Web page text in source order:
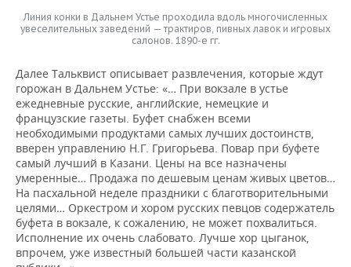
Линия конки в Дальнем Устье проходила вдоль многочисленных
увеселительных заведений — трактиров, пивных лавок и игровых
салонов. 1890-е гг.
Далее Тальквист описывает развлечения, которые ждут
горожан в Дальнем Устье: «… При вокзале в устье
ежедневные русские, английские, немецкие и
французские газеты. Буфет снабжен всеми
необходимыми продуктами самых лучших достоинств,
вверен управлению Н.Г. Григорьева. Повар при буфете
самый лучший в Казани. Цены на все назначены
умеренные… Продажа по дешевым ценам живых цветов…
На пасхальной неделе праздники с благотворительными
целями… Оркестром и хором русских певцов содержатель
буфета в вокзале, к сожалению, не может похвалиться.
Исполнение их очень слабовато. Лучше хор цыганок,
впрочем, уже известный большей части казанской